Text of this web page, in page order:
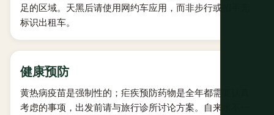
足的区域。天黑后请使用网约车应用，而非步行或招手无
标识出租车。
健康预防
黄热病疫苗是强制性的；疟疾预防药物是全年都需要认真
考虑的事项，出发前请与旅行诊所讨论方案。自来水不一